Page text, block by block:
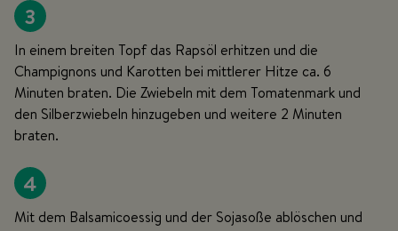
3
In einem breiten Topf das Rapsöl erhitzen und die
Champignons und Karotten bei mittlerer Hitze ca. 6
Minuten braten. Die Zwiebeln mit dem Tomatenmark und
den Silberzwiebeln hinzugeben und weitere 2 Minuten
braten.
4
Mit dem Balsamicoessig und der Sojasoße ablöschen und